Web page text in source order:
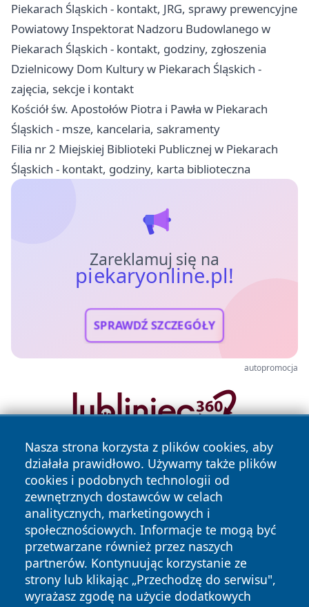
Piekarach Śląskich - kontakt, JRG, sprawy prewencyjne
Powiatowy Inspektorat Nadzoru Budowlanego w
Piekarach Śląskich - kontakt, godziny, zgłoszenia
Dzielnicowy Dom Kultury w Piekarach Śląskich -
zajęcia, sekcje i kontakt
Kościół św. Apostołów Piotra i Pawła w Piekarach
Śląskich - msze, kancelaria, sakramenty
Filia nr 2 Miejskiej Biblioteki Publicznej w Piekarach
Śląskich - kontakt, godziny, karta biblioteczna
Zareklamuj się na
piekaryonline.pl!
SPRAWDŹ SZCZEGÓŁY
autopromocja
Nasza strona korzysta z plików cookies, aby
działała prawidłowo. Używamy także plików
cookies i podobnych technologii od
zewnętrznych dostawców w celach
analitycznych, marketingowych i
społecznościowych. Informacje te mogą być
przetwarzane również przez naszych
partnerów. Kontynuując korzystanie ze
strony lub klikając „Przechodzę do serwisu",
wyrażasz zgodę na użycie dodatkowych
Copyright © 2026 piekaryonline.pl Wszystkie prawa
zastrzeżone.
Polityka Polityka